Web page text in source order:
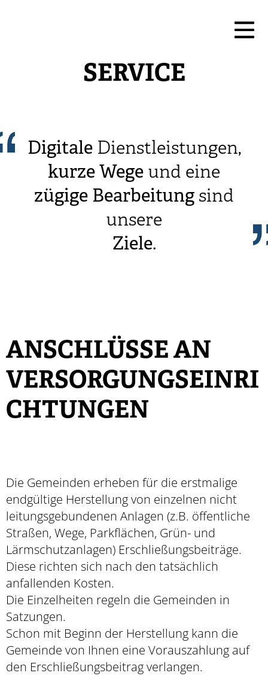
SERVICE
DigitaleDienstleistungen,
kurzeWege und eine
zügige Bearbeitung sind
unsere
Ziele.
ANSCHLÜSSE AN
VERSORGUNGSEINRI
CHTUNGEN
Die Gemeinden erheben für die erstmalige
endgültige Herstellung von einzelnen nicht
leitungsgebundenen Anlagen (z.B. öffentliche
Straßen, Wege, Parkflächen, Grün- und
Lärmschutzanlagen) Erschließungsbeiträge.
Diese richten sich nach den tatsächlich
anfallenden Kosten.
Die Einzelheiten regeln die Gemeinden in
Satzungen.
Schon mit Beginn der Herstellung kann die
Gemeinde von Ihnen eine Vorauszahlung auf
den Erschließungsbeitrag verlangen.